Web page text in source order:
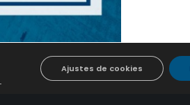
Ajustes de cookies